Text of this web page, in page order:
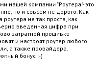
нашей компании "Роутера"- это
но и совсем не дорого. Как
роутера не так проста, как
введенная цифра при
затратной прошивке
и настроят роутер любого
а также провайдера.
бонус :-)